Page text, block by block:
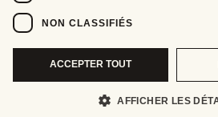
NON CLASSIFIÉS
ACCEPTER TOUT
AFFICHER LES